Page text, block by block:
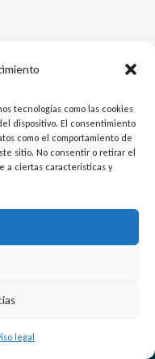
tecnologías como las cookies
dispositivo. El consentimiento
como el comportamiento de
sitio. No consentir o retirar el
a ciertas características y
legal
L
n
u